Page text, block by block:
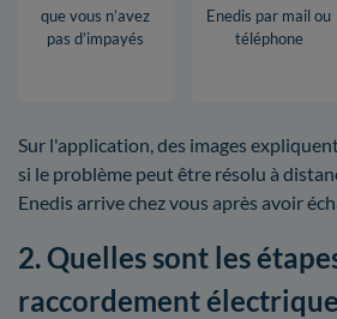
que vous n’avez
pas d’impayés
Enedis par mail ou
téléphone
Sur l'application, des images
si le problème peut être résolu à
Enedis arrive chez vous après avoir
2. Quelles sont les
raccordement